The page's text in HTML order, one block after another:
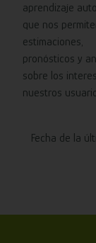
aprendizaje
que nos
estimaciones,
pronósticos y
sobre los
nuestros
Fecha de la